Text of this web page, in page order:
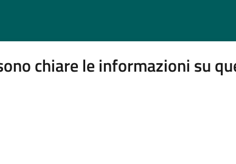
chiare le informazioni su